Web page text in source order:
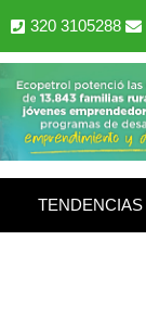
320 3105288
TENDENCIAS